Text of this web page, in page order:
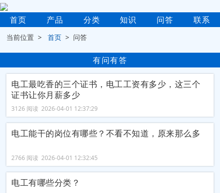
首页 产品 分类 知识 问答 联系
当前位置 >首页 > 问答
有问有答
电工最吃香的三个证书，电工工资有多少，这三个
证书让你月薪多少
3126 阅读 2026-04-01 12:37:29
电工能干的岗位有哪些？不看不知道，原来那么多
2766 阅读 2026-04-01 12:32:45
电工有哪些分类？